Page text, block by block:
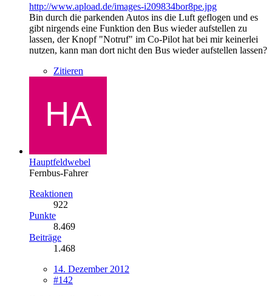
http://www.apload.de/images-i209834bor8pe.jpg
Bin durch die parkenden Autos ins die Luft geflogen und es
gibt nirgends eine Funktion den Bus wieder aufstellen zu
lassen, der Knopf "Notruf" im Co-Pilot hat bei mir keinerlei
nutzen, kann man dort nicht den Bus wieder aufstellen lassen?
Zitieren
Hauptfeldwebel
Fernbus-Fahrer
Reaktionen
922
Punkte
8.469
Beiträge
1.468
14. Dezember 2012
#142